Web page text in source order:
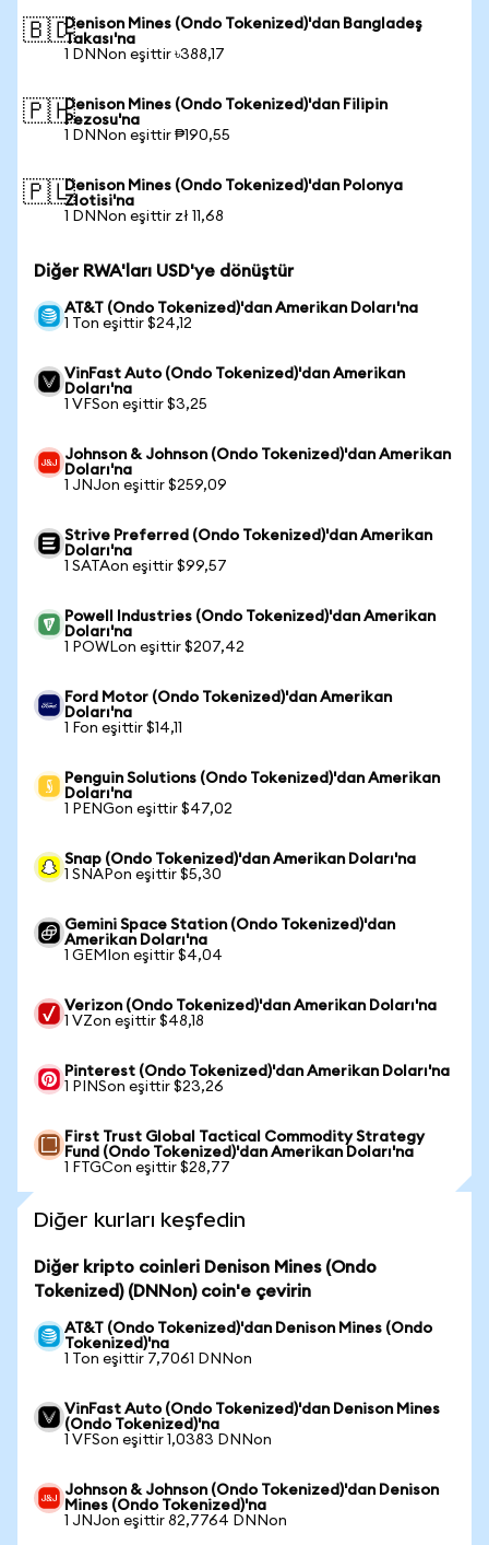
🇧🇩Denison Mines (Ondo Tokenized)'dan Bangladeş
Takası'na
1 DNNon eşittir ৳388,17
🇵🇭Denison Mines (Ondo Tokenized)'dan Filipin
Pezosu'na
1 DNNon eşittir ₱190,55
🇵🇱Denison Mines (Ondo Tokenized)'dan Polonya
Zlotisi'na
1 DNNon eşittir zł 11,68
Diğer RWA'ları USD'ye dönüştür
AT&T (Ondo Tokenized)'dan Amerikan Doları'na
1 Ton eşittir $24,12
VinFast Auto (Ondo Tokenized)'dan Amerikan
Doları'na
1 VFSon eşittir $3,25
Johnson & Johnson (Ondo Tokenized)'dan Amerikan
Doları'na
1 JNJon eşittir $259,09
Strive Preferred (Ondo Tokenized)'dan Amerikan
Doları'na
1 SATAon eşittir $99,57
Powell Industries (Ondo Tokenized)'dan Amerikan
Doları'na
1 POWLon eşittir $207,42
Ford Motor (Ondo Tokenized)'dan Amerikan
Doları'na
1 Fon eşittir $14,11
Penguin Solutions (Ondo Tokenized)'dan Amerikan
Doları'na
1 PENGon eşittir $47,02
Snap (Ondo Tokenized)'dan Amerikan Doları'na
1 SNAPon eşittir $5,30
Gemini Space Station (Ondo Tokenized)'dan
Amerikan Doları'na
1 GEMIon eşittir $4,04
Verizon (Ondo Tokenized)'dan Amerikan Doları'na
1 VZon eşittir $48,18
Pinterest (Ondo Tokenized)'dan Amerikan Doları'na
1 PINSon eşittir $23,26
First Trust Global Tactical Commodity Strategy
Fund (Ondo Tokenized)'dan Amerikan Doları'na
1 FTGCon eşittir $28,77
Diğer kurları keşfedin
Diğer kripto coinleri Denison Mines (Ondo
Tokenized) (DNNon) coin'e çevirin
AT&T (Ondo Tokenized)'dan Denison Mines (Ondo
Tokenized)'na
1 Ton eşittir 7,7061 DNNon
VinFast Auto (Ondo Tokenized)'dan Denison Mines
(Ondo Tokenized)'na
1 VFSon eşittir 1,0383 DNNon
Johnson & Johnson (Ondo Tokenized)'dan Denison
Mines (Ondo Tokenized)'na
1 JNJon eşittir 82,7764 DNNon